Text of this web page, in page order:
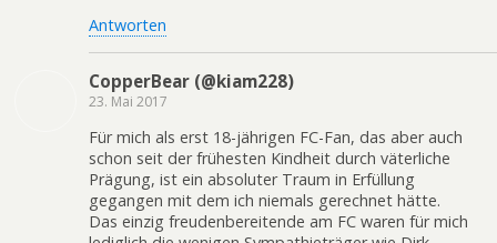
Antworten
CopperBear (@kiam228)
23. Mai 2017
Für mich als erst 18-jährigen FC-Fan, das aber auch
schon seit der frühesten Kindheit durch väterliche
Prägung, ist ein absoluter Traum in Erfüllung
gegangen mit dem ich niemals gerechnet hätte.
Das einzig freudenbereitende am FC waren für mich